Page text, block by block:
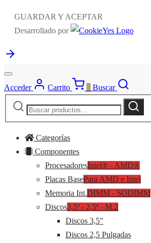
GUARDAR Y ACEPTAR
Desarrollado por
Acceder Carrito
Buscar
Buscar
Buscar
Categorías
Componentes
ProcesadoresIntel® - AMD®
Placas BasePara AMD e Intel
Memoria Int.DIMM - SODIMM
Discos3,5ª - 2,5ª - M.2
Discos 3,5″
Discos 2,5 Pulgadas